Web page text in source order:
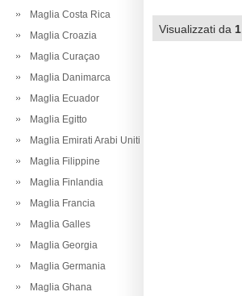
Maglia Costa Rica
Maglia Croazia
Maglia Curaçao
Maglia Danimarca
Maglia Ecuador
Maglia Egitto
Maglia Emirati Arabi Uniti
Maglia Filippine
Maglia Finlandia
Maglia Francia
Maglia Galles
Maglia Georgia
Maglia Germania
Maglia Ghana
Visualizzati da 1